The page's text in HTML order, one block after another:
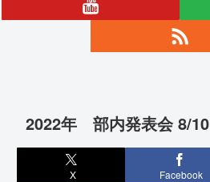
2022年 部内発表会 8/10
X Facebook